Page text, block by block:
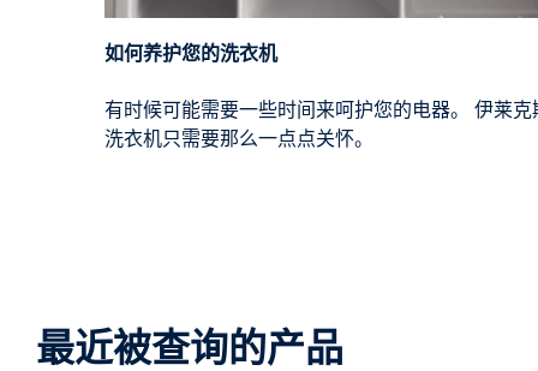
如何养护您的洗衣机
有时候可能需要一些时间来呵护您的电器。 伊莱克
洗衣机只需要那么一点点关怀。
最近被查询的产品